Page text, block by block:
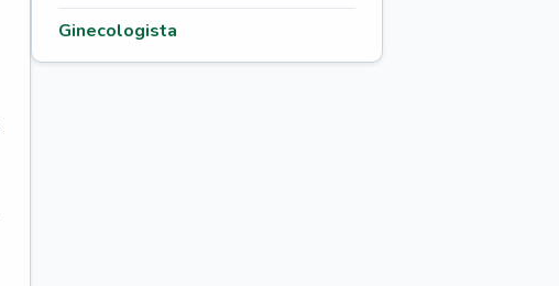
Ginecologista